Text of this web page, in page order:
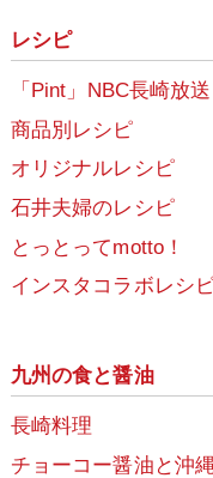
レシピ
「Pint」NBC長崎放送
商品別レシピ
オリジナルレシピ
石井夫婦のレシピ
とっとってmotto！
インスタコラボレシ
九州の食と醤油
長崎料理
チョーコー醤油と沖縄